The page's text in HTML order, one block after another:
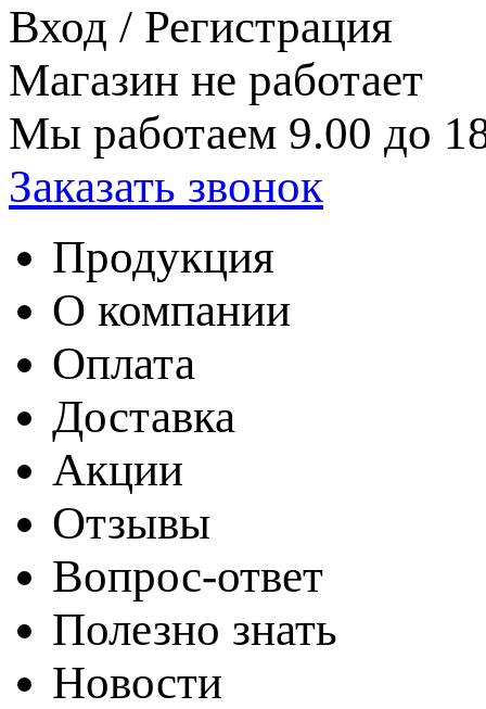
Вход / Регистрация
Магазин не работает
Мы работаем 9.00 до
Заказать звонок
Продукция
О компании
Оплата
Доставка
Акции
Отзывы
Вопрос-ответ
Полезно знать
Новости